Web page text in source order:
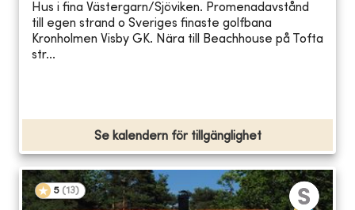
Hus i fina Västergarn/Sjöviken. Promenadavstånd
till egen strand o Sveriges finaste golfbana
Kronholmen Visby GK. Nära till Beachhouse på Tofta
str...
Se kalendern för tillgänglighet
5 (13)